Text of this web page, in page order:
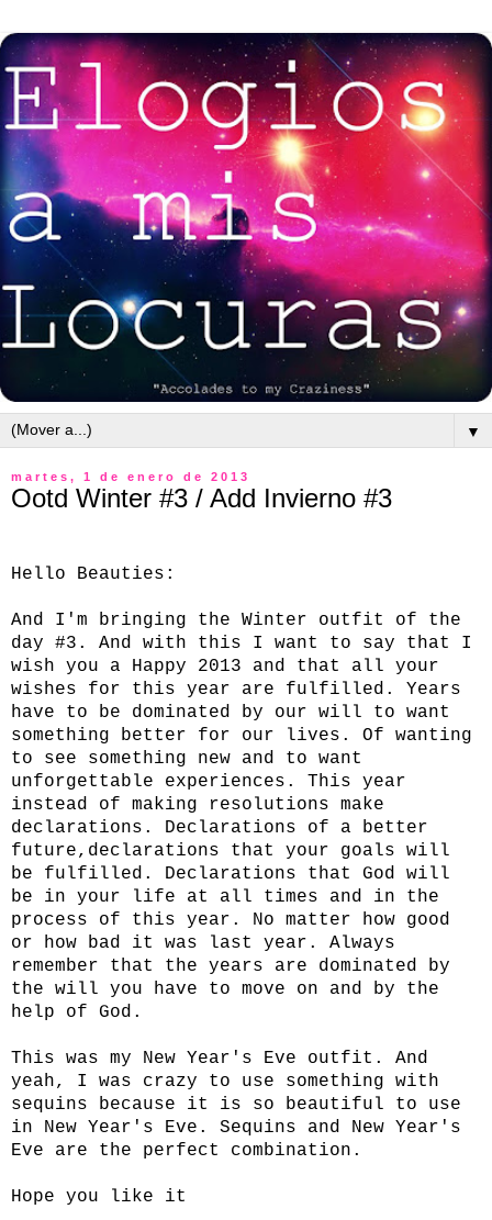
▼
martes, 1 de enero de 2013
Ootd Winter #3 / Add Invierno #3
Hello Beauties:
And I'm bringing the Winter outfit of the
day #3. And with this I want to say that I
wish you a Happy 2013 and that all your
wishes for this year are fulfilled. Years
have to be dominated by our will to want
something better for our lives. Of wanting
to see something new and to want
unforgettable experiences. This year
instead of making resolutions make
declarations. Declarations of a better
future,declarations that your goals will
be fulfilled. Declarations that God will
be in your life at all times and in the
process of this year. No matter how good
or how bad it was last year. Always
remember that the years are dominated by
the will you have to move on and by the
help of God.
This was my New Year's Eve outfit. And
yeah, I was crazy to use something with
sequins because it is so beautiful to use
in New Year's Eve. Sequins and New Year's
Eve are the perfect combination.
Hope you like it